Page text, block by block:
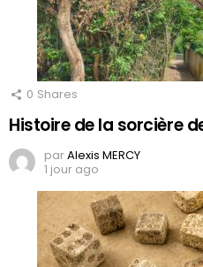
0 Shares
Histoire de la sorcière
parAlexis MERCY
1 jour ago